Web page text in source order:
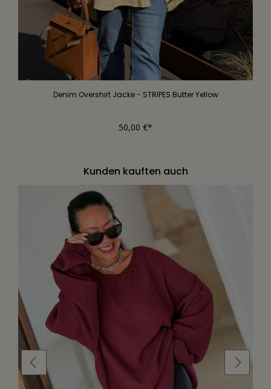
Denim Overshirt Jacke - STRIPES Butter Yellow
50,00 €*
Kunden kauften auch